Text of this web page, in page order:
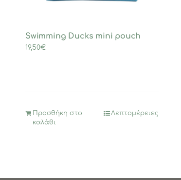
Swimming Ducks mini pouch
19,50€
Προσθήκη στο
καλάθι
Λεπτομέρειες